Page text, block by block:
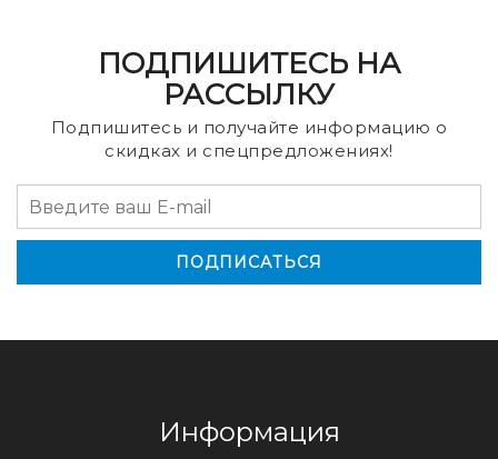
ПОДПИШИТЕСЬ НА
РАССЫЛКУ
Подпишитесь и получайте информацию о
скидках и спецпредложениях!
Информация